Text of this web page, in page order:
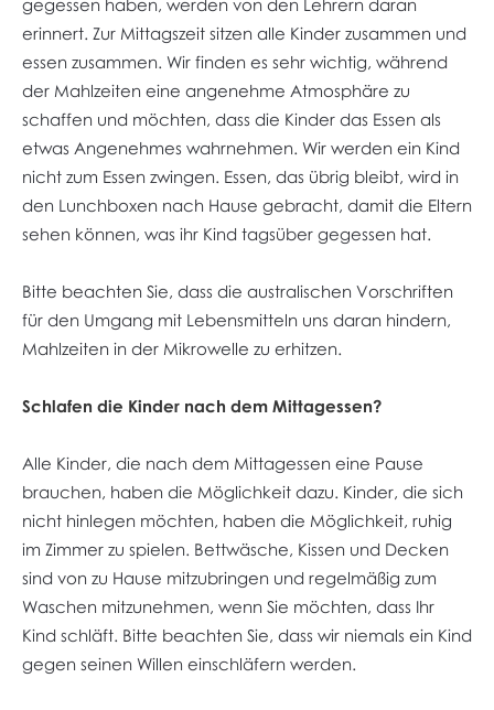
gegessen haben, werden von den Lehrern daran
erinnert. Zur Mittagszeit sitzen alle Kinder zusammen und
essen zusammen. Wir finden es sehr wichtig, während
der Mahlzeiten eine angenehme Atmosphäre zu
schaffen und möchten, dass die Kinder das Essen als
etwas Angenehmes wahrnehmen. Wir werden ein Kind
nicht zum Essen zwingen. Essen, das übrig bleibt, wird in
den Lunchboxen nach Hause gebracht, damit die Eltern
sehen können, was ihr Kind tagsüber gegessen hat.
Bitte beachten Sie, dass die australischen Vorschriften
für den Umgang mit Lebensmitteln uns daran hindern,
Mahlzeiten in der Mikrowelle zu erhitzen.
Schlafen die Kinder nach dem Mittagessen?
Alle Kinder, die nach dem Mittagessen eine Pause
brauchen, haben die Möglichkeit dazu. Kinder, die sich
nicht hinlegen möchten, haben die Möglichkeit, ruhig
im Zimmer zu spielen. Bettwäsche, Kissen und Decken
sind von zu Hause mitzubringen und regelmäßig zum
Waschen mitzunehmen, wenn Sie möchten, dass Ihr
Kind schläft. Bitte beachten Sie, dass wir niemals ein Kind
gegen seinen Willen einschläfern werden.